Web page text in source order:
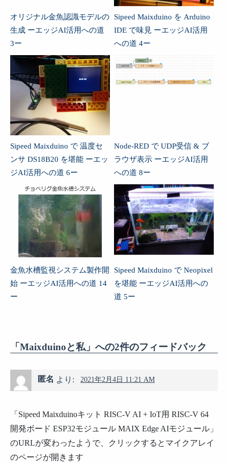
オリジナル金魚認識モデルの
生成 ーエッジAI活用への道
3ー
Sipeed Maixduino を Arduino
IDE で味見 ーエッジAI活用
への道 4ー
Sipeed Maixduino で 温度セ
ンサ DS18B20 を堪能 ーエッ
ジAI活用への道 6ー
Node-RED で UDP受信 & ブ
ラウザ表示 ーエッジAI活用
への道 8ー
金魚水槽監視システム製作開
始 ーエッジAI活用への道 14
ー
Sipeed Maixduino で Neopixel
を堪能 ーエッジAI活用への
道 5ー
「Maixduinoと私」への2件のフィードバック
匿名 より: 2021年2月4日 11:21 AM
「Sipeed Maixduinoキット RISC-V AI + IoT用 RISC-V 64
開発ボード ESP32モジュール MAIX Edge AIモジュール」
のURLが変わったようで、クリックするとマイクアレイ
のページが開きます